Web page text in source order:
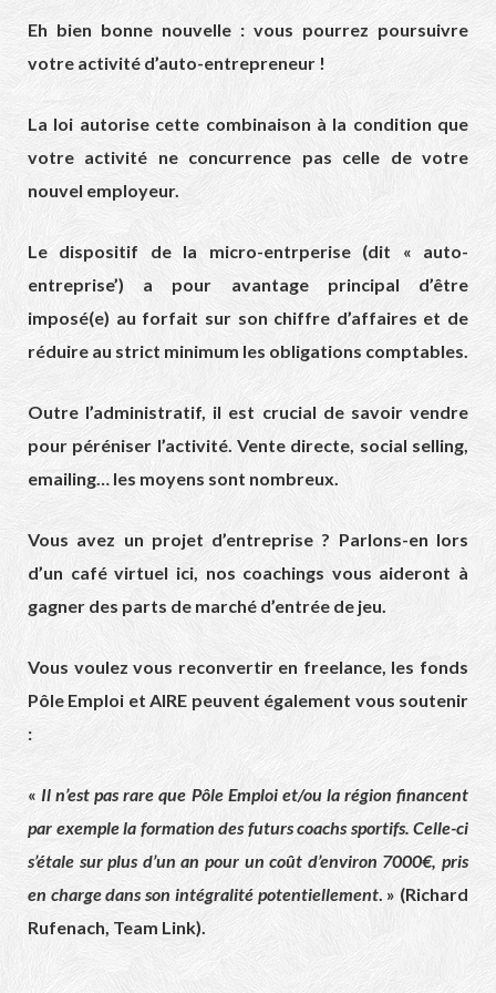
Eh bien bonne nouvelle : vous pourrez poursuivre
votre activité d’auto-entrepreneur !
La loi autorise cette combinaison à la condition que
votre activité ne concurrence pas celle de votre
nouvel employeur.
Le dispositif de la micro-entrperise (dit « auto-
entreprise’) a pour avantage principal d’être
imposé(e) au forfait sur son chiffre d’affaires et de
réduire au strict minimum les obligations comptables.
Outre l’administratif, il est crucial de savoir vendre
pour péréniser l’activité. Vente directe, social selling,
emailing… les moyens sont nombreux.
Vous avez un projet d’entreprise ? Parlons-en lors
d’un café virtuel ici, nos coachings vous aideront à
gagner des parts de marché d’entrée de jeu.
Vous voulez vous reconvertir en freelance, les fonds
Pôle Emploi et AIRE peuvent également vous soutenir
:
« Il n’est pas rare que Pôle Emploi et/ou la région financent
par exemple la formation des futurs coachs sportifs. Celle-ci
s’étale sur plus d’un an pour un coût d’environ 7000€, pris
en charge dans son intégralité potentiellement. » (Richard
Rufenach, Team Link).